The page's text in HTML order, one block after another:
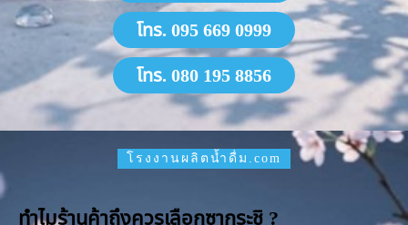
โทร. 095 669 0999
โทร. 080 195 8856
โรงงานผลิตน้ำดื่ม.com
ทำไมร้านค้าถึงควรเลือกซากุระชิ ?